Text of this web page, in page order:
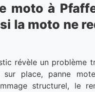
moto à
la moto ne
révèle un problème
place, panne
structurel, le